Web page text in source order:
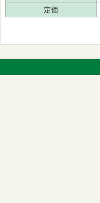
定価